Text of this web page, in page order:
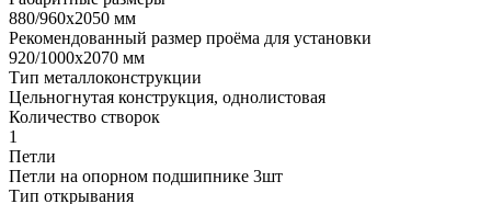
880/960х2050 мм
Рекомендованный размер проёма для установки
920/1000х2070 мм
Тип металлоконструкции
Цельногнутая конструкция, однолистовая
Количество створок
1
Петли
Петли на опорном подшипнике 3шт
Тип открывания